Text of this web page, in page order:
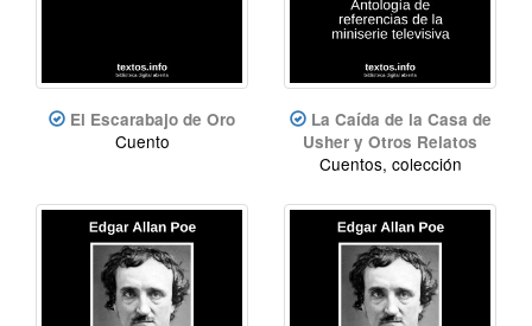
El Escarabajo de Oro
Cuento
La Caída de la Casa de
Usher y Otros Relatos
Cuentos, colección